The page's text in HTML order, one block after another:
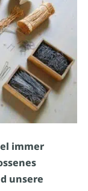
immer
unsere